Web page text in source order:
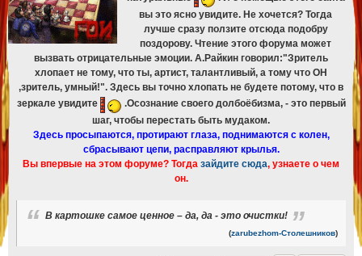
вы это ясно увидите. Не хочется? Тогда
лучше сразу ползите отсюда подобру
поздорову. Чтение этого форума может
вызвать отрицательные эмоции. А.Райкин говорил:"Зритель
хлопает не тому, что ты, артист, талантливый, а тому что ОН
,зритель, умный!". Здесь вы точно хлопать не будете потому, что в
зеркале увидите
.Осознание своего долбоёбизма, - это первый
шаг, чтобы перестать быть мудаком.
Здесь просыпаются, протирают глаза, поднимаются с колен,
сбрасывают цепи, расправляют крылья.
Вы впервые на этом форуме? Тогда зайдите сюда, узнаете о чем
он.
В картошке самое ценное – да, да - это очистки!
(zarubezhom-Столешников)